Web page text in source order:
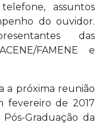
assuntos
do ouvidor.
das
FAMENE e
a próxima reunião
fevereiro de 2017
Graduação da